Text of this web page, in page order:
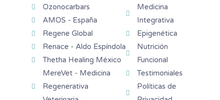
Ozonocarbars
AMOS - España
Regene Global
Renace - Aldo Espíndola
Thetha Healing México
MereVet - Medicina
Regenerativa
Medicina
Integrativa
Epigenética
Nutrición
Funcional
Testimoniales
Políticas de